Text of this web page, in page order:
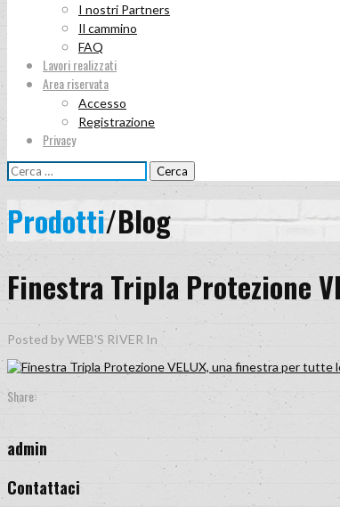
I nostri Partners
Il cammino
FAQ
Lavori realizzati
Area riservata
Accesso
Registrazione
Privacy
Ricerca
per:
Prodotti/Blog
Finestra Tripla Protezione
Posted by WEB'S RIVER In
Share:
admin
Contattaci